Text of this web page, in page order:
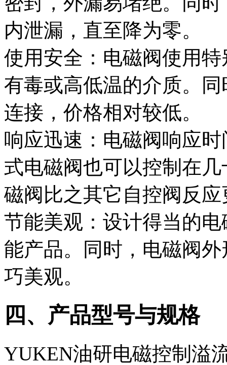
内泄漏，直至降为零。
使用安全：电磁阀使用
有毒或高低温的介质。
连接，价格相对较低。
响应迅速：电磁阀响应
式电磁阀也可以控制在
磁阀比之其它自控阀反
节能美观：设计得当的
能产品。同时，电磁阀
巧美观。
四、产品型号与规格
YUKEN油研电磁控制溢